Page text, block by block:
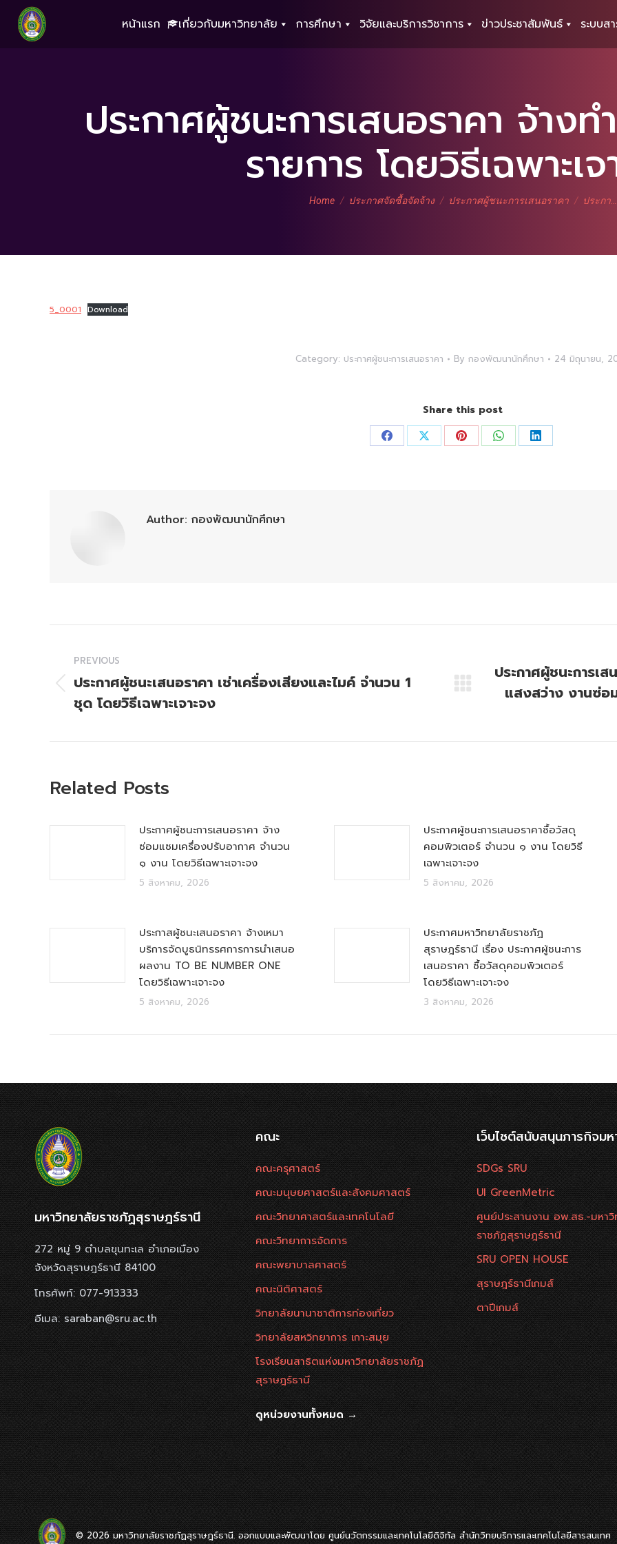
หน้าแรก เกี่ยวกับมหาวิทยาลัย การศึกษา วิจัยและบริการวิชาการ ข่าวประชาสัมพันธ์ ระบบส
ประกาศผู้ชนะการเสนอราคา จ้าง
รายการ โดยวิธีเฉพาะเจ
You are here:
Home ประกาศจัดซื้อจัดจ้าง ประกาศผู้ชนะการเสนอราคา ประกา…
5_0001 Download
Category: ประกาศผู้ชนะการเสนอราคา By กองพัฒนานักศึกษา 24 มิถุนายน,
Share this post
Share Share Share Share Share
Author: กองพัฒนานักศึกษา
navigation
PREVIOUS
Previous
post:
ประกาศผู้ชนะเสนอราคา เช่าเครื่องเสียงและไมค์ จำนวน 1
ชุด โดยวิธีเฉพาะเจาะจง
Next
ประกาศผู้ชนะการเ
แสงสว่าง งานซ่อ
Related Posts
ประกาศผู้ชนะการเสนอราคา จ้าง
ซ่อมแซมเครื่องปรับอากาศ จำนวน
๑ งาน โดยวิธีเฉพาะเจาะจง
5 สิงหาคม, 2026
ประกาศผู้ชนะการเสนอราคาซื้อวัสดุ
คอมพิวเตอร์ จำนวน ๑ งาน โดยวิธี
เฉพาะเจาะจง
5 สิงหาคม, 2026
ประกาสผู้ชนะเสนอราคา จ้างเหมา
บริการจัดบูธนิทรรศการการนำเสนอ
ผลงาน TO BE NUMBER ONE
โดยวิธีเฉพาะเจาะจง
5 สิงหาคม, 2026
ประกาศมหาวิทยาลัยราชภัฏ
สุราษฎร์ธานี เรื่อง ประกาศผู้ชนะการ
เสนอราคา ซื้อวัสดุคอมพิวเตอร์
โดยวิธีเฉพาะเจาะจง
3 สิงหาคม, 2026
มหาวิทยาลัยราชภัฏสุราษฎร์ธานี
272 หมู่ 9 ตำบลขุนทะเล อำเภอเมือง
จังหวัดสุราษฎร์ธานี 84100
โทรศัพท์: 077-913333
อีเมล: saraban@sru.ac.th
คณะ
คณะครุศาสตร์
คณะมนุษยศาสตร์และสังคมศาสตร์
คณะวิทยาศาสตร์และเทคโนโลยี
คณะวิทยาการจัดการ
คณะพยาบาลศาสตร์
คณะนิติศาสตร์
วิทยาลัยนานาชาติการท่องเที่ยว
วิทยาลัยสหวิทยาการ เกาะสมุย
โรงเรียนสาธิตแห่งมหาวิทยาลัยราชภัฏ
สุราษฎร์ธานี
ดูหน่วยงานทั้งหมด →
เว็บไซต์สนับสนุนภารกิจม
SDGs SRU
UI GreenMetric
ศูนย์ประสานงาน อพ.สธ.-มหา
ราชภัฏสุราษฎร์ธานี
SRU OPEN HOUSE
สุราษฎร์ธานีเกมส์
ตาปีเกมส์
© 2026 มหาวิทยาลัยราชภัฏสุราษฎร์ธานี. ออกแบบและพัฒนาโดย ศูนย์นวัตกรรมและเทคโนโลยีดิจิทัล สำนักวิทยบริการและเทคโนโลยีสารสนเทศ